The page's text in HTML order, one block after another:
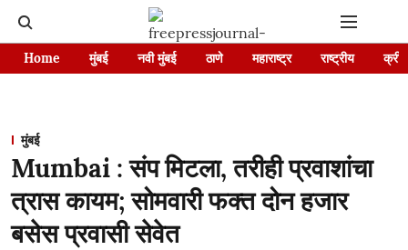
Home मुंबई नवी मुंबई ठाणे महाराष्ट्र राष्ट्रीय
मुंबई
Mumbai : संप मिटला, तरीही प्रवाशांचा
त्रास कायम; सोमवारी फक्त दोन हजार
बसेस प्रवासी सेवेत